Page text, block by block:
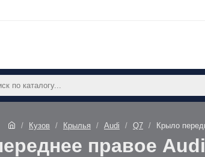
Кузов Крылья Audi Q7 Крыло
правое